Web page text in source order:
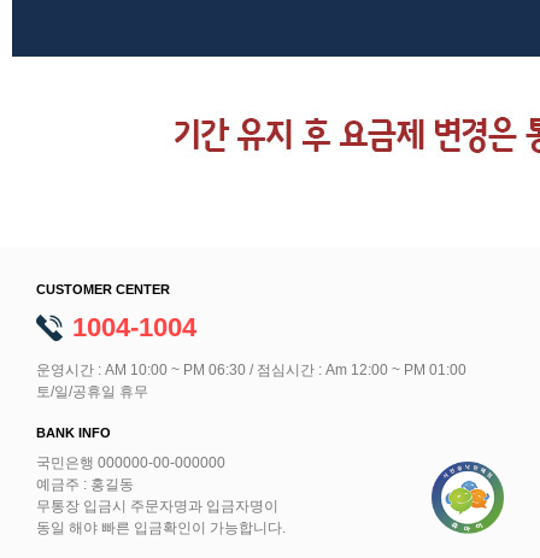
CUSTOMER CENTER
1004-1004
운영시간 : AM 10:00 ~ PM 06:30 / 점심시간 : Am 12:00 ~ PM 01:00
토/일/공휴일 휴무
BANK INFO
국민은행 000000-00-000000
예금주 : 홍길동
무통장 입금시 주문자명과 입금자명이
동일 해야 빠른 입금확인이 가능합니다.